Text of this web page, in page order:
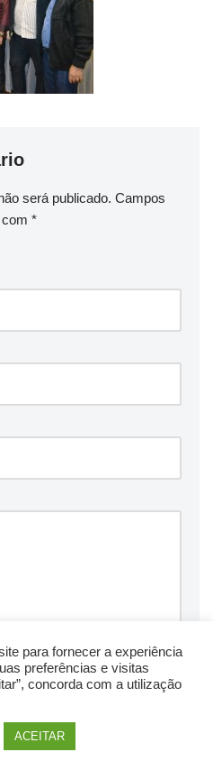
será publicado. Campos
*
para fornecer a experiência
preferências e visitas
concorda com a utilização
ACEITAR